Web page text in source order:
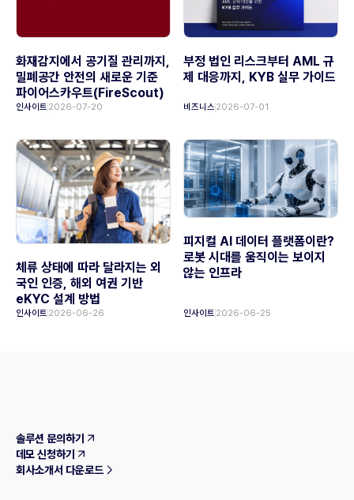
화재감지에서 공기질 관리까지,
밀폐공간 안전의 새로운 기준
파이어스카우트(FireScout)
인사이트 2026-07-20
부정 법인 리스크부터 AML 규
제 대응까지, KYB 실무 가이드
비즈니스 2026-07-01
체류 상태에 따라 달라지는 외
국인 인증, 해외 여권 기반
eKYC 설계 방법
인사이트 2026-06-26
피지컬 AI 데이터 플랫폼이란?
로봇 시대를 움직이는 보이지
않는 인프라
인사이트 2026-06-25
솔루션 문의하기
데모 신청하기
회사소개서 다운로드